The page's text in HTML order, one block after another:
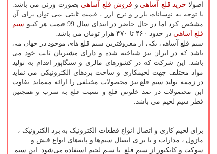
اصولا خرید قلع آساهی و فروش قلع آساهی بصورت وزنی می باشد.
با توجه به نوسانات بازار و نرخ ارز ، قیمت ثابتی نمی توان برای آن
مشخص کرد اما در حال حاضر در ابتدای سال 99 قیمت هر کیلو
سیم
قلع آساهی در حدود ۴۶۰ تا ۴۷۰ هزار تومان می باشد.
سیم قلع آساهی یکی از معروفترین سیم قلع های موجود در جهان می
باشد که در ایران نیز شناخته شده و دارای مشتریان ثابت خود می
باشد. این شرکت که در کشورهای مالزی و سنگاپور اقدام به تولید
مواد مختلف جهت لحیمکاری و ساخت بردهای الکترونیکی می نماید
در زمینه تولید سیم قلع نیز محصولات مختلفی را ارائه مینماید. تفاوت
این محصولات در صد خلوص قلع و نسبت قلع به سرب و همچنین
قطر سیم لحیم می باشد.
برای لحیم کاری و اتصال انواع قطعات الکترونیک به برد الکترونیک ،
ماژول ، مدارات و یا برای اتصال سیم‌ها و پایه‌های انواع فیش و
سوکت و کانکتور از سیم قلع یا سیم لحیم استفاده می‌شود. این سیم